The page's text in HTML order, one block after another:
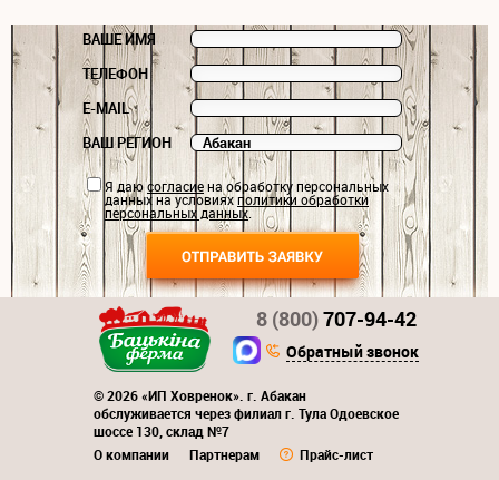
ВАШЕ ИМЯ
ТЕЛЕФОН
E-MAIL
ВАШ РЕГИОН
Я даюсогласиена обработку персональных
данных на условияхполитики обработки
персональных данных.
© 2026 «ИП Ховренок». г. Абакан
обслуживается через филиал г. Тула Одоевское
шоссе 130, склад №7
О компании
Партнерам
Прайс-лист
8 (800)707-94-42
Обратный звонок